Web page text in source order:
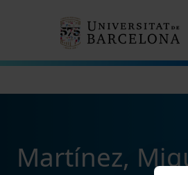
Martínez,